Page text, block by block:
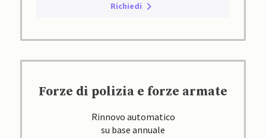
Richiedi
Forze di polizia e forze armate
Rinnovo automatico
su base annuale